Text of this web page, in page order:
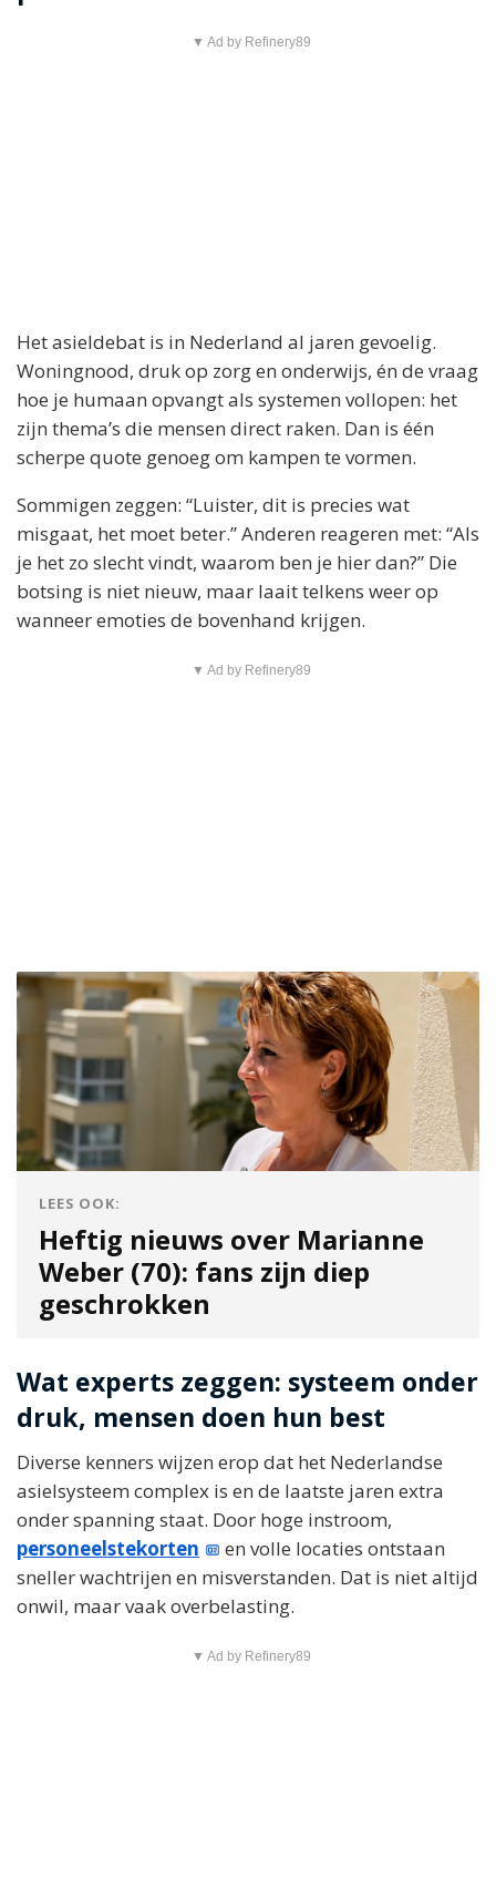
▼ Ad by Refinery89
Het asieldebat is in Nederland al jaren gevoelig.
Woningnood, druk op zorg en onderwijs, én de vraag
hoe je humaan opvangt als systemen vollopen: het
zijn thema’s die mensen direct raken. Dan is één
scherpe quote genoeg om kampen te vormen.
Sommigen zeggen: “Luister, dit is precies wat
misgaat, het moet beter.” Anderen reageren met: “Als
je het zo slecht vindt, waarom ben je hier dan?” Die
botsing is niet nieuw, maar laait telkens weer op
wanneer emoties de bovenhand krijgen.
▼ Ad by Refinery89
LEES OOK:
Heftig nieuws over Marianne
Weber (70): fans zijn diep
geschrokken
Wat experts zeggen: systeem onder
druk, mensen doen hun best
Diverse kenners wijzen erop dat het Nederlandse
asielsysteem complex is en de laatste jaren extra
onder spanning staat. Door hoge instroom,
personeelstekorten
en volle locaties ontstaan
sneller wachtrijen en misverstanden. Dat is niet altijd
onwil, maar vaak overbelasting.
▼ Ad by Refinery89